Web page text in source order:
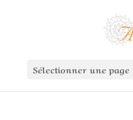
Sélectionner une page